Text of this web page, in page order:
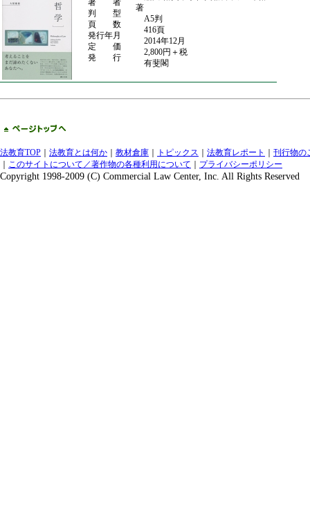
著 者
判 型
頁 数
発行年月
定 価
発 行
著
A5判
416頁
2014年12月
2,800円＋税
有斐閣
法教育TOP 法教育とは何か 教材倉庫 トピックス 法教育レポート
刊行物の
このサイトについて／著作物の各種利用について プライバシーポリシー
Copyright 1998-2009 (C) Commercial Law Center, Inc. All Rights Reserved